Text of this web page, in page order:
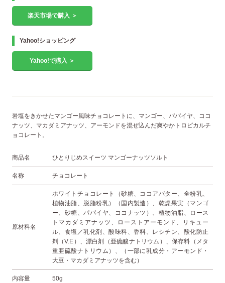
楽天市場で購入 ＞
Yahoo!ショッピング
Yahoo!で購入 ＞
岩塩をきかせたマンゴー風味チョコレートに、マンゴー、パパイヤ、ココ
ナッツ、マカダミアナッツ、アーモンドを混ぜ込んだ爽やかトロピカルチ
ョコレート。
商品名 ひとりじめスイーツ マンゴーナッツソルト
名称 チョコレート
原材料名
ホワイトチョコレート（砂糖、ココアバター、全粉乳、
植物油脂、脱脂粉乳）（国内製造）、乾燥果実（マンゴ
ー、砂糖、パパイヤ、ココナッツ）、植物油脂、ロース
トマカダミアナッツ、ローストアーモンド、リキュー
ル、食塩／乳化剤、酸味料、香料、レシチン、酸化防止
剤（V.E）、漂白剤（亜硫酸ナトリウム）、保存料（メタ
重亜硫酸ナトリウム）、（一部に乳成分・アーモンド・
大豆・マカダミアナッツを含む）
内容量 50g